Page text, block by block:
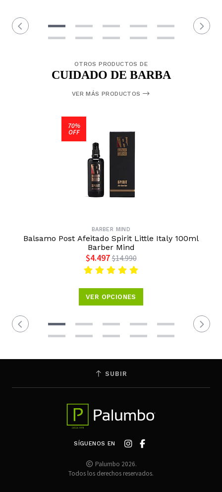
OTROS PRODUCTOS DE
CUIDADO DE BARBA
VER MÁS PRODUCTOS
70%
OFF
BARBER MIND
Balsamo Post Afeitado Spirit Little Italy 100ml
Barber Mind
$4.497 $14.990
VER OPCIONES
SUBIR
SÍGUENOS EN
Palumbo 2026.
Todos los derechos reservados.